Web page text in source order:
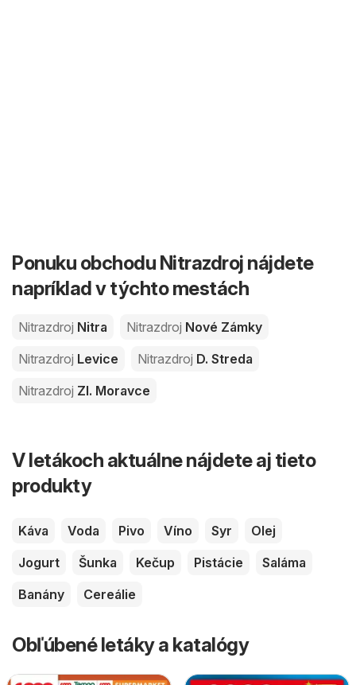
Ponuku obchodu Nitrazdroj nájdete
napríklad v týchto mestách
Nitrazdroj Nitra Nitrazdroj Nové Zámky
Nitrazdroj Levice Nitrazdroj D. Streda
Nitrazdroj Zl. Moravce
V letákoch aktuálne nájdete aj tieto
produkty
Káva Voda Pivo Víno Syr
Olej
Jogurt
Šunka Kečup Pistácie
Saláma
Banány
Cereálie
Obľúbené letáky a katalógy